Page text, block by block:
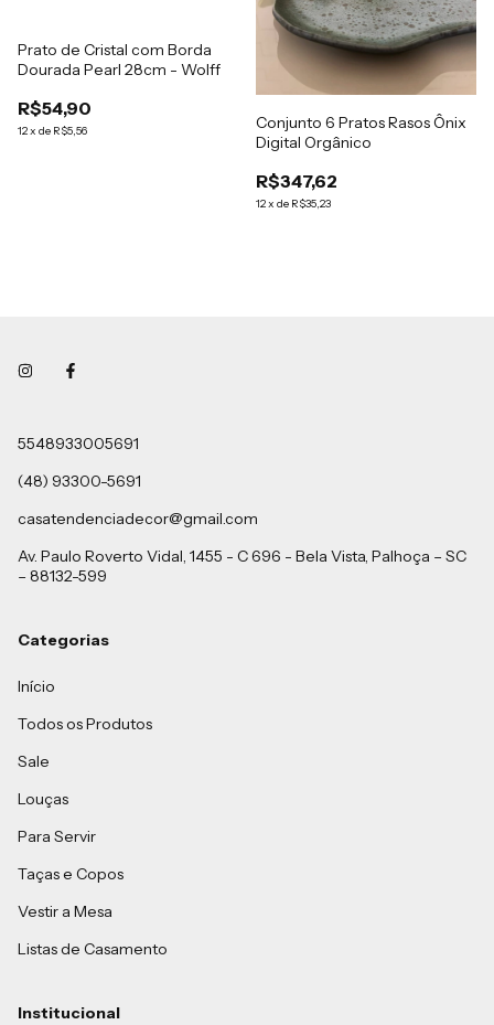
Prato de Cristal com Borda
Dourada Pearl 28cm - Wolff
R$54,90
12x de R$5,56
Conjunto 6 Pratos Rasos Ônix
Digital Orgânico
R$347,62
12x de R$35,23
5548933005691
(48) 93300-5691
casatendenciadecor@gmail.com
Av. Paulo Roverto Vidal, 1455 - C 696 - Bela Vista, Palhoça – SC
– 88132-599
Categorias
Início
Todos os Produtos
Sale
Louças
Para Servir
Taças e Copos
Vestir a Mesa
Listas de Casamento
Institucional